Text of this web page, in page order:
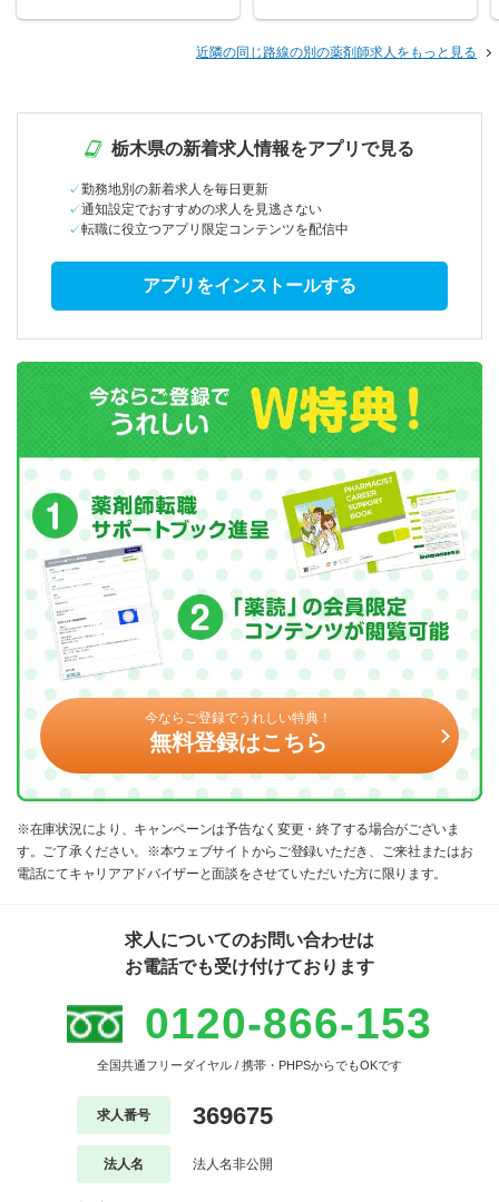
近隣の同じ路線の別の薬剤師求人をもっと見る
栃木県の新着求人情報をアプリで見る
勤務地別の新着求人を毎日更新
通知設定でおすすめの求人を見逃さない
転職に役立つアプリ限定コンテンツを配信中
アプリをインストールする
今ならご登録でうれしい特典！
無料登録はこちら
※在庫状況により、キャンペーンは予告なく変更・終了する場合がございま
す。ご了承ください。※本ウェブサイトからご登録いただき、ご来社またはお
電話にてキャリアアドバイザーと面談をさせていただいた方に限ります。
求人についてのお問い合わせは
お電話でも受け付けております
0120-866-153
全国共通フリーダイヤル / 携帯・PHPSからでもOKです
求人番号 369675
法人名 法人名非公開